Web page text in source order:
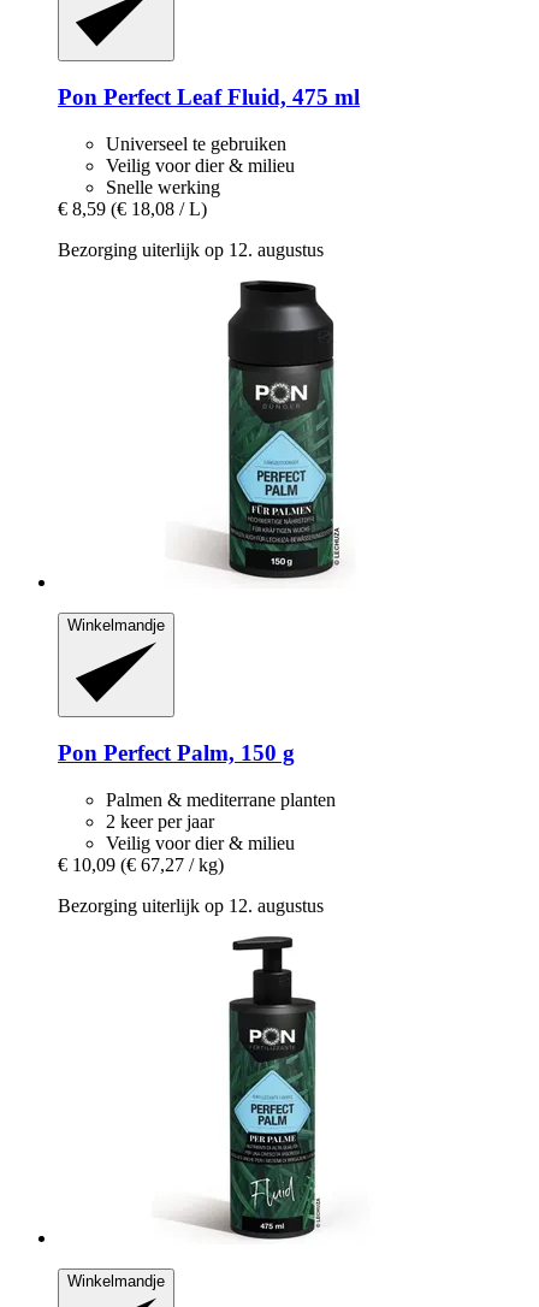
Pon Perfect Leaf Fluid, 475 ml
Universeel te gebruiken
Veilig voor dier & milieu
Snelle werking
€ 8,59 (€ 18,08 / L)
Bezorging uiterlijk op 12. augustus
Winkelmandje
Pon Perfect Palm, 150 g
Palmen & mediterrane planten
2 keer per jaar
Veilig voor dier & milieu
€ 10,09 (€ 67,27 / kg)
Bezorging uiterlijk op 12. augustus
Winkelmandje